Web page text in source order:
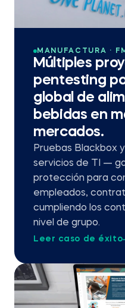
MANUFACTURA ·
Múltiples
pentesting
global de
bebidas en
mercados.
Pruebas Blackbox
servicios de TI —
protección para
empleados,
cumpliendo los
nivel de grupo.
Leer caso de éxito